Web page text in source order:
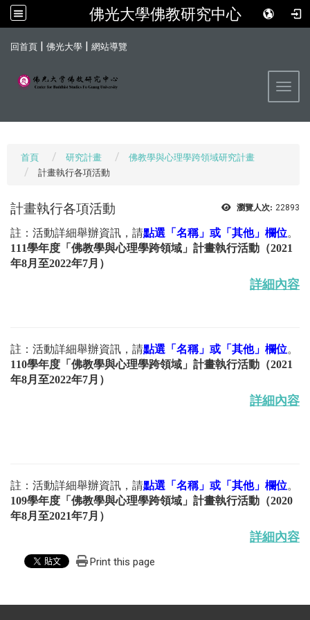
佛光大學佛教研究中心
回首頁 | 佛光大學 | 網站導覽
首頁 研究計畫
佛教學與心理學跨領域研究計畫
計畫執行各項活動
瀏覽人次: 22893
計畫執行各項活動
註：活動詳細舉辦資訊，請點選「名稱」或「其他」欄位。
111學年度「佛教學與心理學跨領域」計畫執行活動 （2021
年8月至2022年7月 ）
詳細內容
註：活動詳細舉辦資訊，請點選「名稱」或「其他」欄位。
110學年度「佛教學與心理學跨領域」計畫執行活動 （2021
年8月至2022年7月 ）
詳細內容
註：活動詳細舉辦資訊，請點選「名稱」或「其他」欄位。
109學年度「佛教學與心理學跨領域」計畫執行活動 （2020
年8月至2021年7月 ）
詳細內容
Print this page